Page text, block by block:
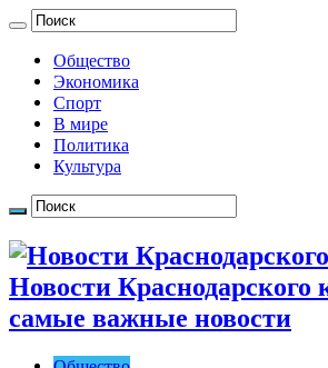
Общество
Экономика
Спорт
В мире
Политика
Культура
Новости Краснодарского
самые важные новости